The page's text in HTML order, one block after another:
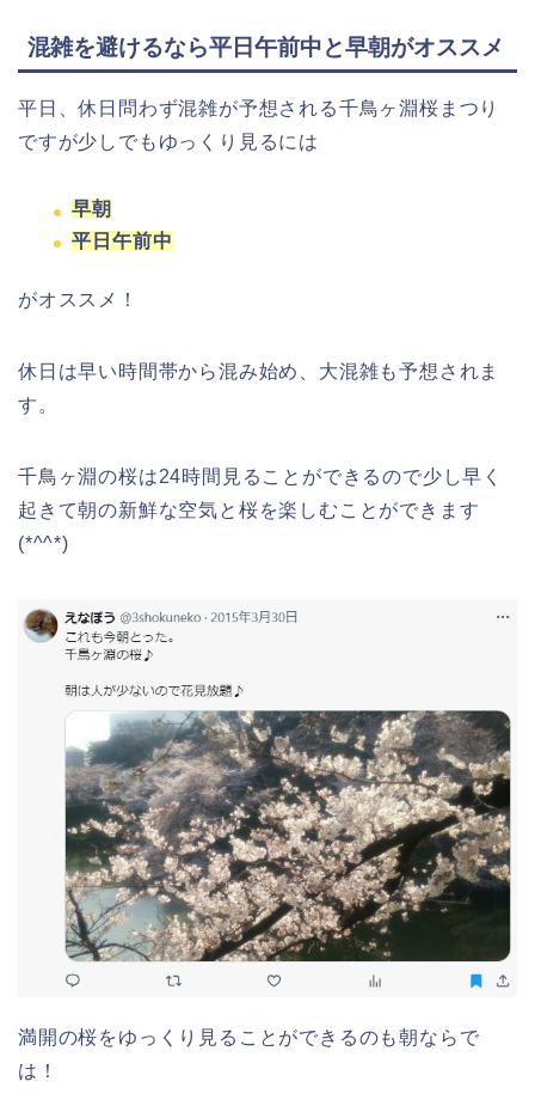
混雑を避けるなら平日午前中と早朝がオススメ
平日、休日問わず混雑が予想される千鳥ヶ淵桜まつり
ですが少しでもゆっくり見るには
早朝
平日午前中
がオススメ！
休日は早い時間帯から混み始め、大混雑も予想されま
す。
千鳥ヶ淵の桜は24時間見ることができるので少し早く
起きて朝の新鮮な空気と桜を楽しむことができます
(*^^*)
満開の桜をゆっくり見ることができるのも朝ならで
は！